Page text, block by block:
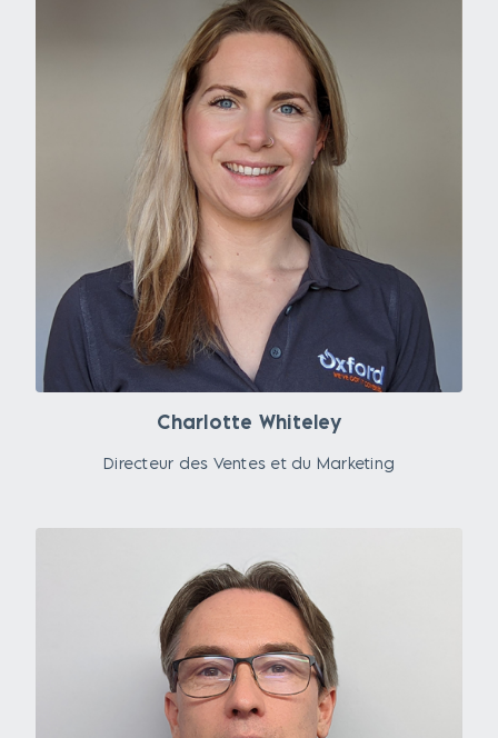
Charlotte Whiteley
Directeur des Ventes et du Marketing